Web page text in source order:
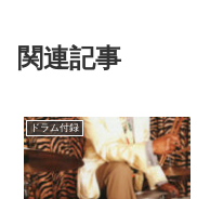
関連記事
ドラム付録